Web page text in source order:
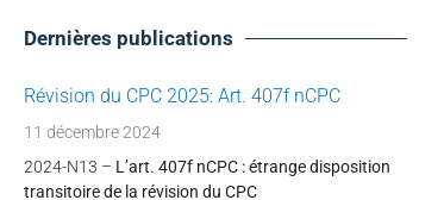
Dernières publications
Révision du CPC 2025: Art. 407f nCPC
11 décembre 2024
2024-N13 – L’art. 407f nCPC : étrange disposition
transitoire de la révision du CPC